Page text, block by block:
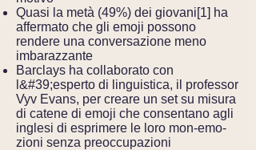
Quasi la metà (49%) dei giovani[1] ha
affermato che gli emoji possono
rendere una conversazione meno
imbarazzante
Barclays ha collaborato con
l&#39;esperto di linguistica, il professor
Vyv Evans, per creare un set su misura
di catene di emoji che consentano agli
inglesi di esprimere le loro mon-emo-
zioni senza preoccupazioni